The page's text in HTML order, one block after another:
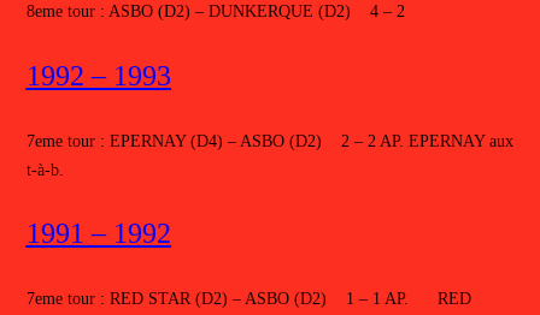
8eme tour : ASBO (D2) – DUNKERQUE (D2) 4 – 2
1992 – 1993
7eme tour : EPERNAY (D4) – ASBO (D2) 2 – 2 AP. EPERNAY aux
t-à-b.
1991 – 1992
7eme tour : RED STAR (D2) – ASBO (D2) 1 – 1 AP. RED